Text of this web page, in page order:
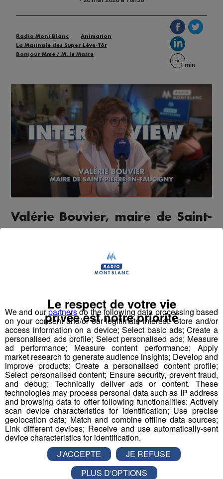
Radio Mont Blanc
Animation
La Matinale des Super Lève-Tôt
Bonjour Mme / M. le Maire
Valérie Bouvier, maire de Saint-
invitée sur Radio Mont Blanc
dans le cadre de notre rendez-
Maire”.
Élue à la tête de la commune en mars dernier, après
plusieurs années d’engagement au sein de l’équipe
municipale, elle est venue évoquer les grands projets et
les enjeux de Saint-Pierre-en-Faucigny pour les années à
venir.
Au micro de Radio Mont Blanc, Valérie Bouvier est
revenue sur le développement de la commune,
l’aménagement du territoire, les questions de cadre de
vie et de transition écologique, mais aussi sur la volonté
de préserver l’identité et la qualité de vie de Saint-Pierre-
en-Faucigny dans un territoire en pleine évolution.
We and ourpartnersdo the following data processing based
on your consent and/or our legitimate interest: Store and/or
access information on a device; Select basic ads; Create a
personalised ads profile; Select personalised ads; Measure
ad performance; Measure content performance; Apply
market research to generate audience insights; Develop and
improve products; Create a personalised content profile;
Select personalised content; Ensure security, prevent fraud,
and debug; Technically deliver ads or content. These
technologies may process personal data such as IP address
and browsing data to offer following functionalities: Actively
scan device characteristics for identification; Use precise
geolocation data; Match and combine offline data sources;
Link different devices; Receive and use automatically-sent
device characteristics for identification.
Le respect de votre vie
privée est notre priorité
J'ACCEPTE
JE REFUSE
PLUS D'OPTIONS